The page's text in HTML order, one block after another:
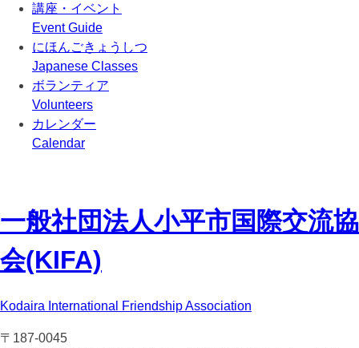
講座・イベント
Event Guide
にほんごきょうしつ
Japanese Classes
ボランティア
Volunteers
カレンダー
Calendar
一般社団法人小平市国際交流協
会(KIFA)
Kodaira International Friendship Association
〒187-0045